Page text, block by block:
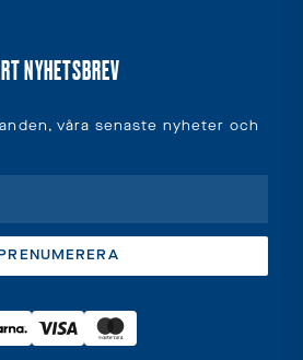
NYHETSBREV
våra senaste nyheter och